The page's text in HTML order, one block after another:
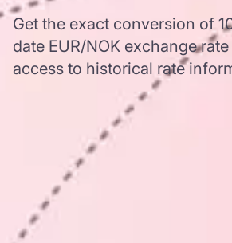
Get the exact conversion of
date EUR/NOK exchange
access to historical rate